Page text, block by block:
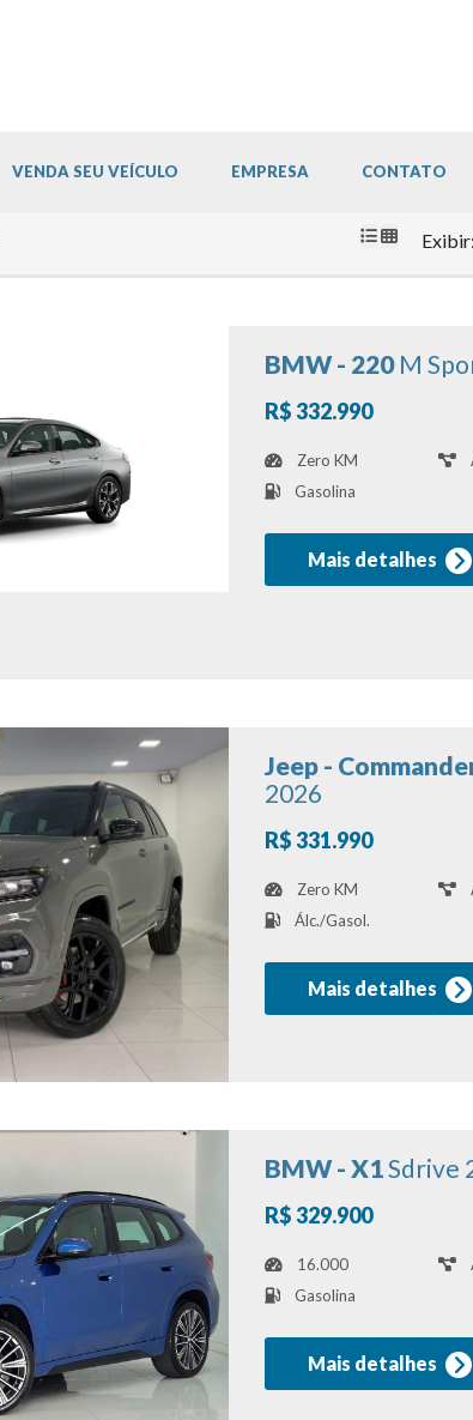
VENDA SEU VEÍCULO EMPRESA CONTATO
Exibir:
BMW - 220 M
R$ 332.990
Zero KM
Gasolina
Mais detalhes
Jeep -
2026
R$ 331.990
Zero KM
Álc./Gasol.
Mais detalhes
BMW - X1Sdrive
R$ 329.900
16.000
Gasolina
Mais detalhes